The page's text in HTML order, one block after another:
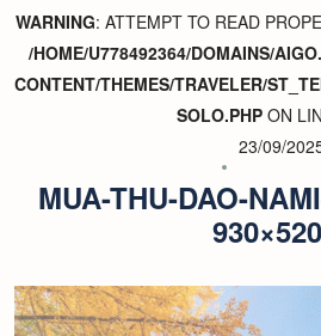
WARNING: ATTEMPT TO READ
/HOME/U778492364/DOMAINS/
CONTENT/THEMES/TRAVELER/
SOLO.PHP ON
23/09/
MUA-THU-DAO-
930×520